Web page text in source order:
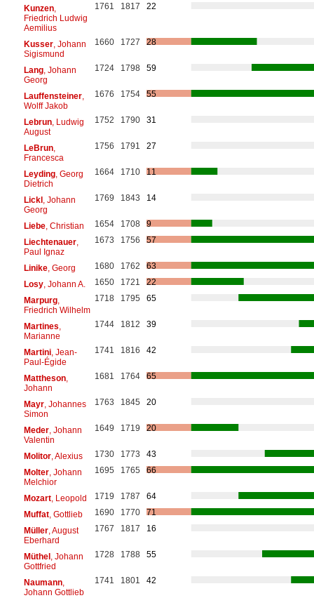
Kunzen,
Friedrich Ludwig
Aemilius
1761 1817 22
Kusser, Johann
Sigismund
1660 1727 28
Lang, Johann
Georg
1724 1798 59
Lauffensteiner,
Wolff Jakob
1676 1754 55
Lebrun, Ludwig
August
1752 1790 31
LeBrun,
Francesca
1756 1791 27
Leyding, Georg
Dietrich
1664 1710 11
Lickl, Johann
Georg
1769 1843 14
Liebe, Christian 1654 1708
9
Liechtenauer,
Paul Ignaz
1673 1756 57
Linike, Georg 1680 1762
63
Losy, Johann A. 1650 1721
22
Marpurg,
Friedrich Wilhelm
1718 1795 65
Martines
Marianne
1744 1812 39
Martini, Jean-
Paul-Égide
1741 1816 42
Mattheson,
Johann
1681 1764 65
Mayr, Johannes
Simon
1763 1845 20
Meder, Johann
Valentin
1649 1719 20
Molitor, Alexius 1730 1773
43
Molter, Johann
Melchior
1695 1765 66
Mozart, Leopold 1719 1787
64
Muffat, Gottlieb 1690 1770
71
Müller, August
Eberhard
1767 1817 16
Müthel, Johann
Gottfried
1728 1788 55
Naumann,
Johann Gottlieb
1741 1801 42